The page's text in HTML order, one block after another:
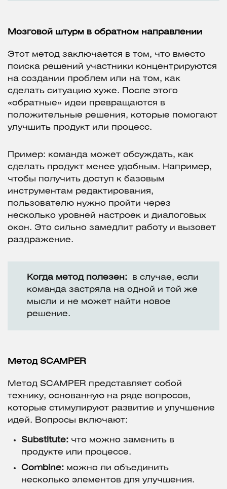
Мозговой штурм в обратном направлении
Этот метод заключается в том, что вместо
поиска решений участники концентрируются
на создании проблем или на том, как
сделать ситуацию хуже. После этого
«обратные» идеи превращаются в
положительные решения, которые помогают
улучшить продукт или процесс.
Пример: команда может обсуждать, как
сделать продукт менее удобным. Например,
чтобы получить доступ к базовым
инструментам редактирования,
пользователю нужно пройти через
несколько уровней настроек и диалоговых
окон. Это сильно замедлит работу и вызовет
раздражение.
Когда метод полезен:
в случае, если
команда застряла на одной и той же
мысли и не может найти новое
решение.
Метод SCAMPER
Метод SCAMPER представляет собой
технику, основанную на ряде вопросов,
которые стимулируют развитие и улучшение
идей. Вопросы включают:
Substitute: что можно заменить в
продукте или процессе.
Combine: можно ли объединить
несколько элементов для улучшения.